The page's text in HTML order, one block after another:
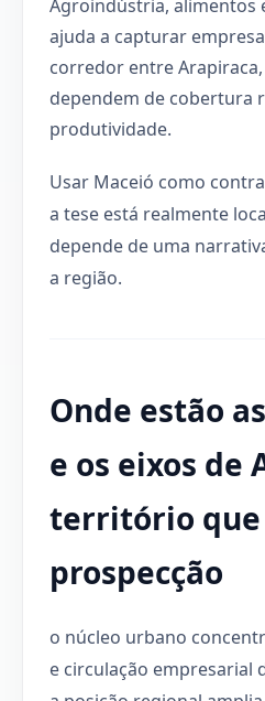
Agroindústria, alimentos
ajuda a capturar
corredor entre
dependem de cobertura
produtividade.
Usar Maceió como
a tese está realmente
depende de uma
a região.
Onde estão
e os eixos de
território que
prospecção
o núcleo urbano
e circulação empresarial